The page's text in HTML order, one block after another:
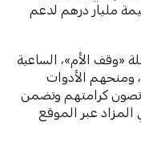
مليار درهم لدعم
«وقف الأم»، الساعية
ومنحهم الأدوات
تصون كرامتهم وتضمن
عبر الموقع